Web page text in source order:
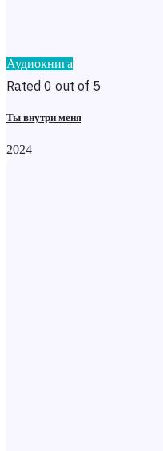
Аудиокнига
Rated 0 out of 5
Ты внутри меня
2024